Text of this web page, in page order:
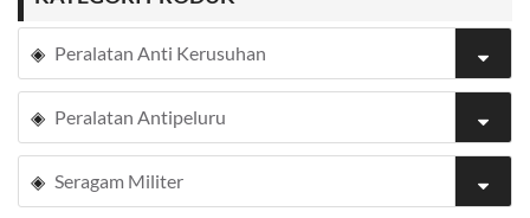
Peralatan Anti Kerusuhan
Peralatan Antipeluru
Seragam Militer